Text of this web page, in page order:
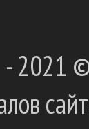
2021